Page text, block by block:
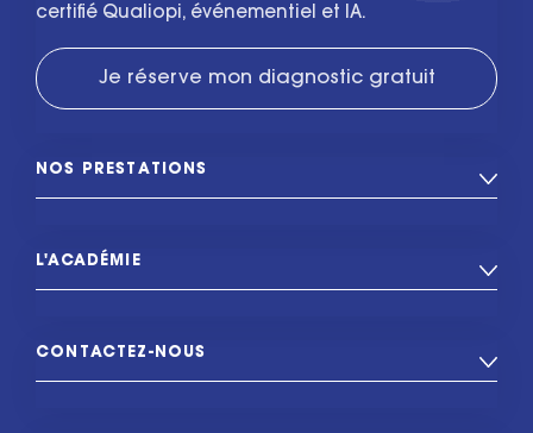
certifié Qualiopi, événementiel et IA.
Je réserve mon diagnostic gratuit
NOS PRESTATIONS
L'ACADÉMIE
CONTACTEZ-NOUS